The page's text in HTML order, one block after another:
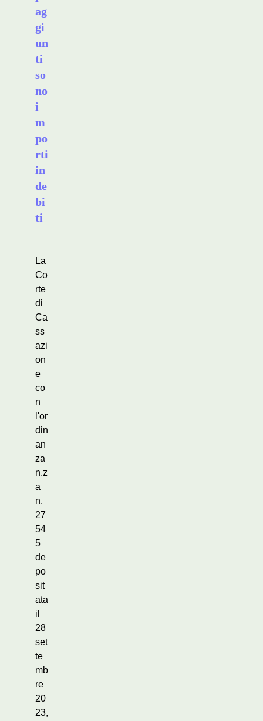
ag
gi
un
ti
so
no
i
m
po
rti
in
de
bi
ti
La
Co
rte
di
Ca
ss
azi
on
e
co
n
l'or
din
an
za
n.z
a
n.
27
54
5
de
po
sit
ata
il
28
set
te
mb
re
20
23,